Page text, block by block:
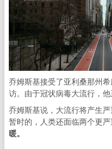
乔姆斯基接受了亚利桑那州
访。由于冠状病毒大流行，他
乔姆斯基说，大流行将产生
暂时的，人类还面临两个更严
暖。